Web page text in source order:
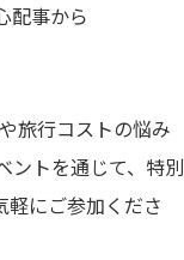
配事から
旅行コストの悩み
ントを通じて、特別
にご参加くださ